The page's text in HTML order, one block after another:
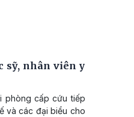
sỹ, nhân viên y
phòng cấp cứu tiếp
và các đại biểu cho